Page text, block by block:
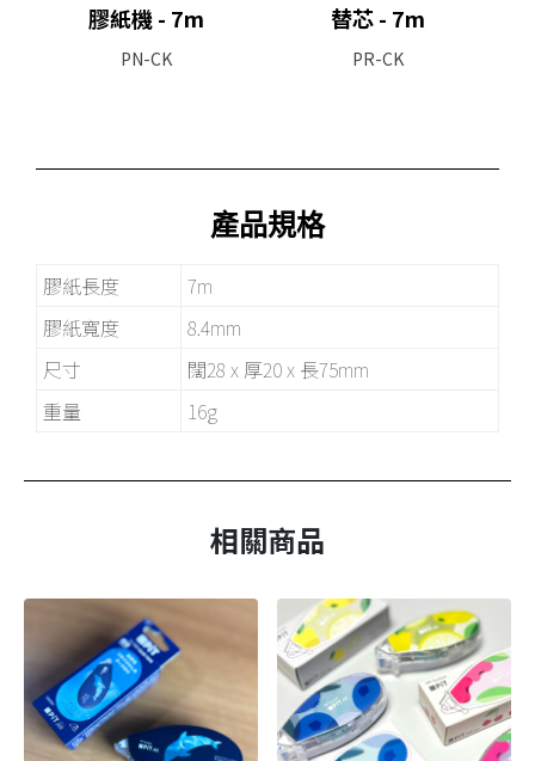
膠紙機 - 7m
PN-CK
替芯 - 7m
PR-CK
產品規格
膠紙長度
7m
膠紙寬度
8.4mm
尺寸
闊28 x 厚20 x 長75mm
重量
16g
相關商品